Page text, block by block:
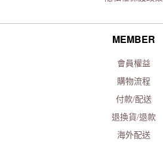
MEMBER
會員權益
購物流程
付款/配送
退換貨/退款
海外配送